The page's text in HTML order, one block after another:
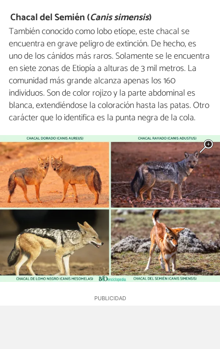
Chacal del Semién (Canis simensis)
También conocido como lobo etíope, este chacal se
encuentra en grave peligro de extinción. De hecho, es
uno de los cánidos más raros. Solamente se le encuentra
en siete zonas de Etiopía a alturas de 3 mil metros. La
comunidad más grande alcanza apenas los 160
individuos. Son de color rojizo y la parte abdominal es
blanca, extendiéndose la coloración hasta las patas. Otro
carácter que lo identifica es la punta negra de la cola.